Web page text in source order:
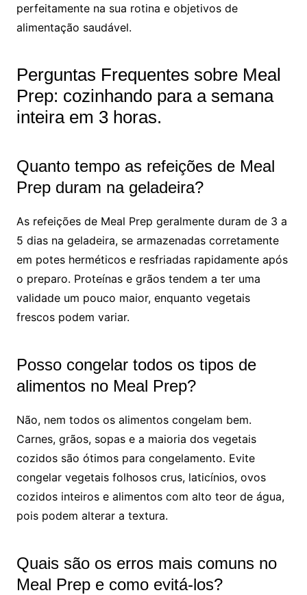
perfeitamente na sua rotina e objetivos de
alimentação saudável.
Perguntas Frequentes sobre Meal
Prep: cozinhando para a semana
inteira em 3 horas.
Quanto tempo as refeições de Meal
Prep duram na geladeira?
As refeições de Meal Prep geralmente duram de 3 a
5 dias na geladeira, se armazenadas corretamente
em potes herméticos e resfriadas rapidamente após
o preparo. Proteínas e grãos tendem a ter uma
validade um pouco maior, enquanto vegetais
frescos podem variar.
Posso congelar todos os tipos de
alimentos no Meal Prep?
Não, nem todos os alimentos congelam bem.
Carnes, grãos, sopas e a maioria dos vegetais
cozidos são ótimos para congelamento. Evite
congelar vegetais folhosos crus, laticínios, ovos
cozidos inteiros e alimentos com alto teor de água,
pois podem alterar a textura.
Quais são os erros mais comuns no
Meal Prep e como evitá-los?